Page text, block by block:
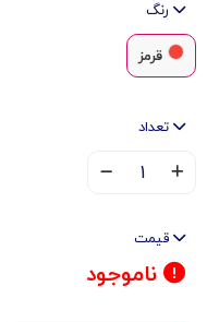
رنگ
قرمز
تعداد
۱
قیمت
ناموجود